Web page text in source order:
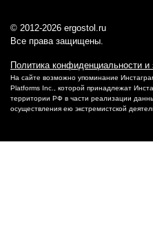
© 2012-2026 ergostol.ru
Все права защищены.
Политика конфиденциальности
На сайте возможно упоминание
Platforms Inc., которой принадлежат
территории РФ в части реализации
осуществления ею экстремистской